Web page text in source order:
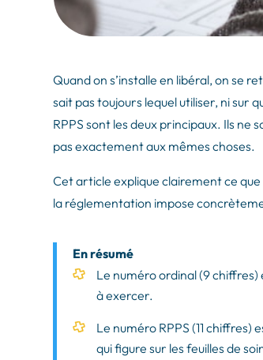
Quand on s’installe en libéral, on se
sait pas toujours lequel utiliser, ni sur
RPPS sont les deux principaux. Ils
pas exactement aux mêmes choses.
Cet article explique clairement ce
la réglementation impose
En résumé
Le numéro ordinal (9 chiffres)
à exercer.
Le numéro RPPS (11
qui figure sur les feuilles de